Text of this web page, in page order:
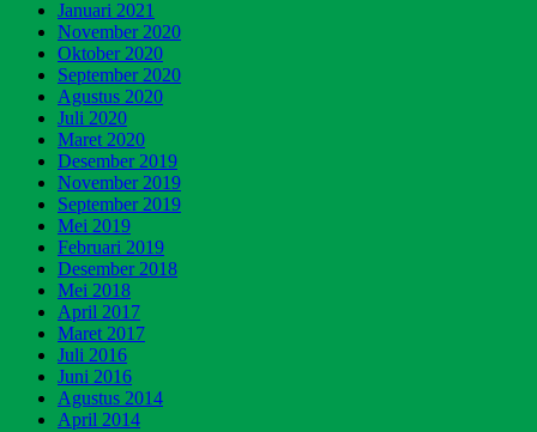
Januari 2021
November 2020
Oktober 2020
September 2020
Agustus 2020
Juli 2020
Maret 2020
Desember 2019
November 2019
September 2019
Mei 2019
Februari 2019
Desember 2018
Mei 2018
April 2017
Maret 2017
Juli 2016
Juni 2016
Agustus 2014
April 2014